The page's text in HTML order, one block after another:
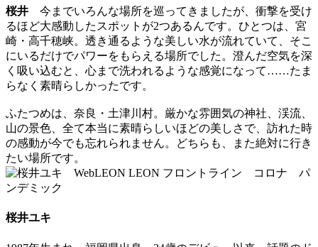
桜井 今までいろんな場所を巡ってきましたが、衝撃を受け
るほど大感動したスポットが2つあるんです。ひとつは、宮
崎・高千穂峡。透き通るような美しい水が流れていて、そこ
にいるだけでパワーをもらえる場所でした。澄んだ空気を深
く吸い込むと、心まで洗われるような感覚になって……たま
らなく素晴らしかったです。
ふたつめは、奈良・土津川村。厳かな雰囲気の神社、渓流、
山の景色、全て本当に素晴らしいほどの美しさで、訪れた時
の感動が今でも忘れられません。どちらも、また絶対に行き
たい場所です。
桜井ユキ